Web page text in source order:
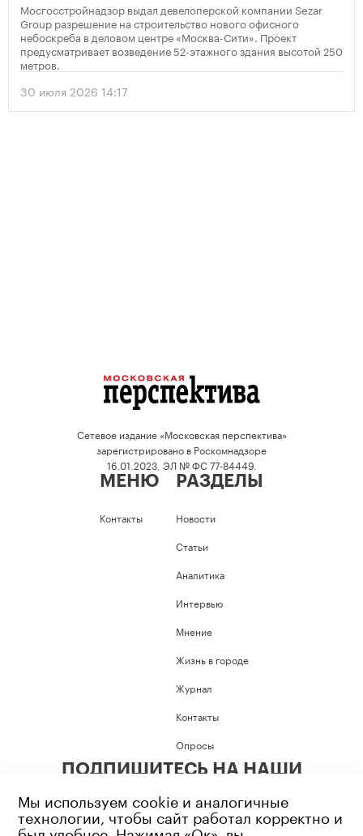
Мосгосстройнадзор выдал девелоперской компании Sezar
Group разрешение на строительство нового офисного
небоскреба в деловом центре «Москва-Сити». Проект
предусматривает возведение 52-этажного здания высотой 250
метров.
30 июля 2026 14:17
Сетевое издание «Московская перспектива»
зарегистрировано в Роскомнадзоре
16.01.2023, ЭЛ № ФС 77-84449.
МЕНЮ
Контакты
РАЗДЕЛЫ
Новости
Статьи
Аналитика
Интервью
Мнение
Жизнь в городе
Журнал
Контакты
Опросы
ПОДПИШИТЕСЬ НА НАШИ
Мы используем cookie и аналогичные
технологии, чтобы сайт работал корректно и